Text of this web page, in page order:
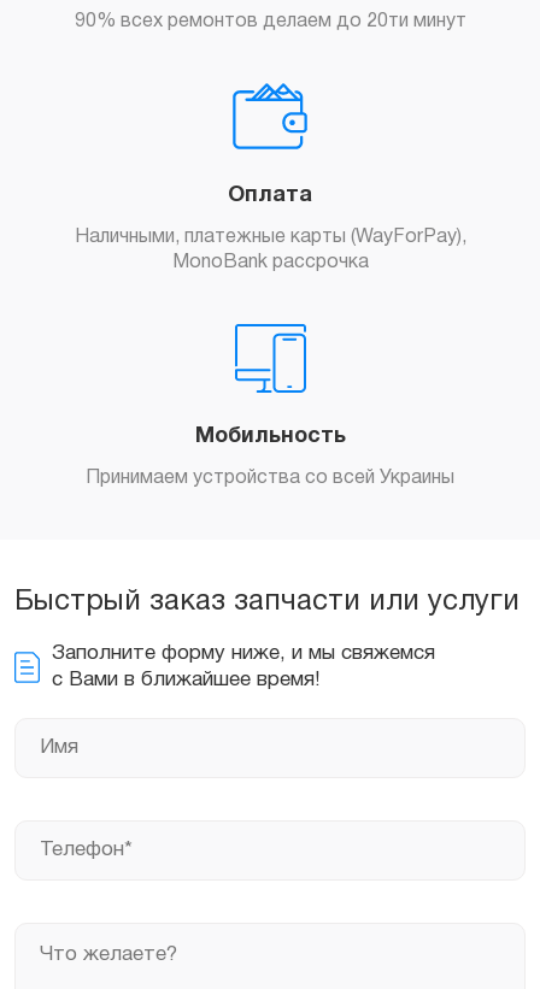
90% всех ремонтов делаем до 20ти минут
Оплата
Наличными, платежные карты (WayForPay),
MonoBank рассрочка
Мобильность
Принимаем устройства со всей Украины
Быстрый заказ запчасти или услуги
Заполните форму ниже, и мы свяжемся
с Вами в ближайшее время!